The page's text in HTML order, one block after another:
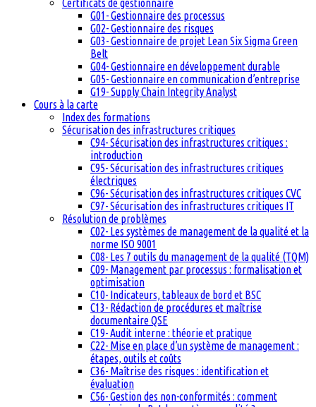
Certificats de gestionnaire
G01- Gestionnaire des processus
G02- Gestionnaire des risques
G03- Gestionnaire de projet Lean Six Sigma Green
Belt
G04- Gestionnaire en développement durable
G05- Gestionnaire en communication d’entreprise
G19- Supply Chain Integrity Analyst
Cours à la carte
Index des formations
Sécurisation des infrastructures critiques
C94- Sécurisation des infrastructures critiques :
introduction
C95- Sécurisation des infrastructures critiques
électriques
C96- Sécurisation des infrastructures critiques CVC
C97- Sécurisation des infrastructures critiques IT
Résolution de problèmes
C02- Les systèmes de management de la qualité et la
norme ISO 9001
C08- Les 7 outils du management de la qualité (TQM)
C09- Management par processus : formalisation et
optimisation
C10- Indicateurs, tableaux de bord et BSC
C13- Rédaction de procédures et maîtrise
documentaire QSE
C19- Audit interne : théorie et pratique
C22- Mise en place d’un système de management :
étapes, outils et coûts
C36- Maîtrise des risques : identification et
évaluation
C56- Gestion des non-conformités : comment